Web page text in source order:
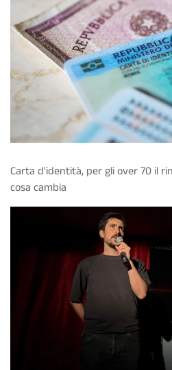
Carta d'identità, per gli over 70 il
cosa cambia